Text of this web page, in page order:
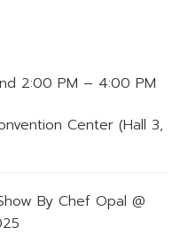
Service Group
Mr.Pool
2:00 PM – 4:00 PM
Center (Hall 3,
By Chef Opal @